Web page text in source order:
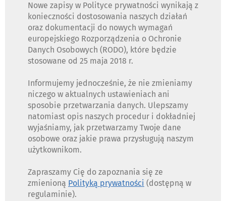
Nowe zapisy w Polityce prywatności wynikają z
konieczności dostosowania naszych działań
oraz dokumentacji do nowych wymagań
europejskiego Rozporządzenia o Ochronie
Danych Osobowych (RODO), które będzie
stosowane od 25 maja 2018 r.
Informujemy jednocześnie, że nie zmieniamy
niczego w aktualnych ustawieniach ani
sposobie przetwarzania danych. Ulepszamy
natomiast opis naszych procedur i dokładniej
wyjaśniamy, jak przetwarzamy Twoje dane
osobowe oraz jakie prawa przysługują naszym
użytkownikom.
Zapraszamy Cię do zapoznania się ze
zmienioną Polityką prywatności (dostępną w
regulaminie).